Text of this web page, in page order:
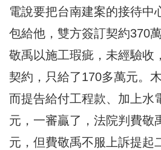
電說要把台南建案的接待中
包給他，雙方簽訂契約370
敬禹以施工瑕疵，未經驗收
契約，只給了170多萬元。
而提告給付工程款、加上水
元，一審贏了，法院判費敬
元，但費敬禹不服上訴提起